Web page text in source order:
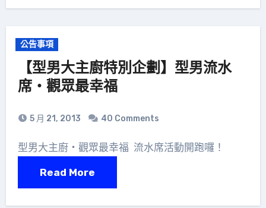
公告事項
【型男大主廚特別企劃】型男流水
席‧觀眾最幸福
5 月 21, 2013 40 Comments
型男大主廚‧觀眾最幸福 流水席活動開跑囉！
Read More